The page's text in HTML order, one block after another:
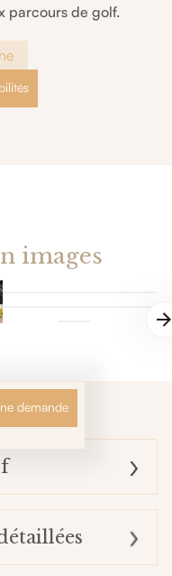
parcours de golf.
images
demande